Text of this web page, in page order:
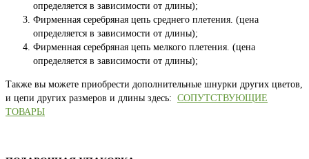
определяется в зависимости от длины);
Фирменная серебряная цепь среднего плетения. (цена
определяется в зависимости от длины);
Фирменная серебряная цепь мелкого плетения. (цена
определяется в зависимости от длины);
Также вы можете приобрести дополнительные шнурки других цветов,
и цепи других размеров и длины здесь: СОПУТСТВУЮЩИЕ
ТОВАРЫ